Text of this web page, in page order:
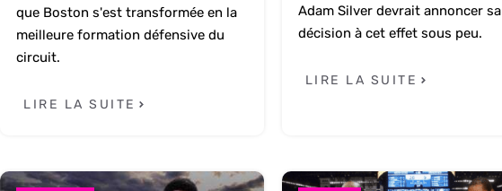
que Boston s'est transformée en la
meilleure formation défensive du
circuit.
LIRE LA SUITE
Adam Silver devrait annoncer sa
décision à cet effet sous peu.
LIRE LA SUITE